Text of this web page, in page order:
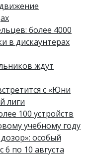
более 4000
в дискаунтерах
ждут
с «Юни
лиги
100 устройств
учебному году
особый
по 10 августа